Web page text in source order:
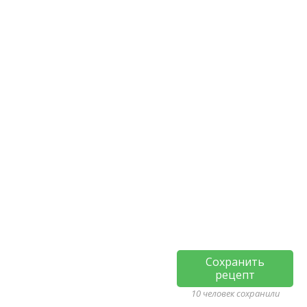
Сохранить
рецепт
10 человек сохранили